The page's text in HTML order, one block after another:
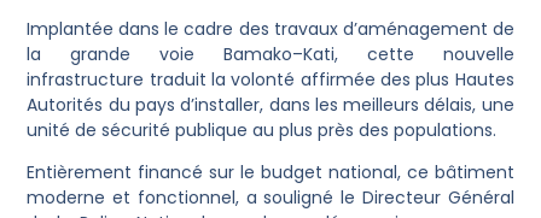
Implantée dans le cadre des travaux d’aménagement de
la grande voie Bamako–Kati, cette nouvelle
infrastructure traduit la volonté affirmée des plus Hautes
Autorités du pays d’installer, dans les meilleurs délais, une
unité de sécurité publique au plus près des populations.
Entièrement financé sur le budget national, ce bâtiment
moderne et fonctionnel, a souligné le Directeur Général